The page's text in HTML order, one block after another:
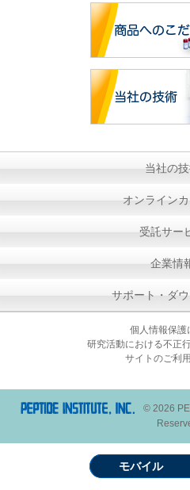
当社の
オンライン
受託サー
企業情
サポート・ダ
個人情報保護
研究活動における不正
サイトのご利
© 2026
モバイル